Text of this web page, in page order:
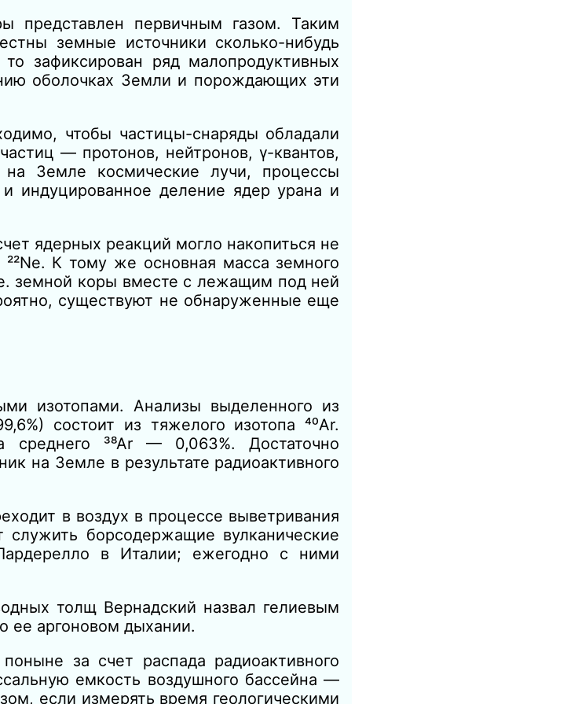
представлен первичным газом. Таким
земные источники сколько-нибудь
зафиксирован ряд малопродуктивных
оболочках Земли и порождающих эти
чтобы частицы-снаряды обладали
— протонов, нейтронов, γ-квантов,
Земле космические лучи, процессы
и индуцированное деление ядер урана и
ядерных реакций могло накопиться не
К тому же основная масса земного
земной коры вместе с лежащим под ней
существуют не обнаруженные еще
изотопами. Анализы выделенного из
состоит из тяжелого изотопа ⁴⁰Аr.
среднего ³⁸Аr — 0,063%. Достаточно
на Земле в результате радиоактивного
в воздух в процессе выветривания
борсодержащие вулканические
в Италии; ежегодно с ними
толщ Вернадский назвал гелиевым
аргоновом дыхании.
за счет распада радиоактивного
емкость воздушного бассейна —
если измерять время геологическими